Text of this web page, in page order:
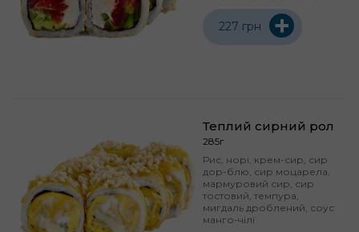
227 грн +
Теплий сирний рол
285г
Рис, норі, крем-сир, сир
дор-блю, сир моцарела,
мармуровий сир, сир
тостовий, темпура,
мигдаль дроблений, соус
манго-чілі